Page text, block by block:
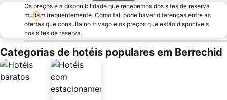
Os preços e a disponibilidade que recebemos dos sites de reserva
mudam frequentemente. Como tal, pode haver diferenças entre as
ofertas que consulta no trivago e os preços que estão disponíveis
nos sites de reserva.
Categorias de hotéis populares em Berrechid